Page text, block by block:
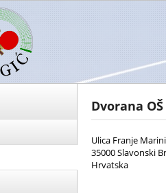
Dvorana
Ulica Franje
35000 Slavonski
Hrvatska